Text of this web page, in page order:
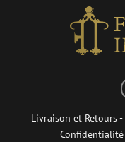
Livraison et Retours-
Confidentialité